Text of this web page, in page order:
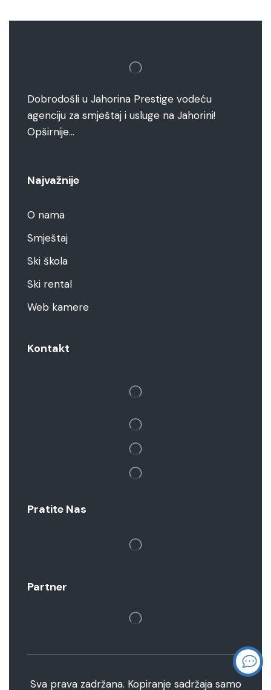
Dobrodošli u Jahorina Prestige vodeću
agenciju za smještaj i usluge na Jahorini!
Opširnije…
Najvažnije
O nama
Smještaj
Ski škola
Ski rental
Web kamere
Kontakt
Pratite Nas
Partner
Sva prava zadržana. Kopiranje sadržaja samo